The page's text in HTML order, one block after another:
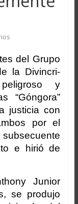
del Grupo
la Divincri-
y
“Góngora”
justicia con
por el
e hirió de
Junior
se produjo